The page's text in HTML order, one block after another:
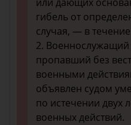
гибель от
случая, — в
2.
пропавший без
военными
объявлен судом
по истечении двух
военных действий.